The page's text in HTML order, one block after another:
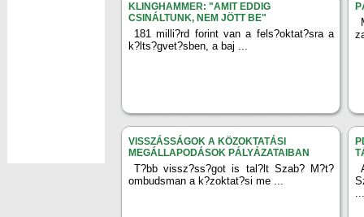
KLINGHAMMER: "AMIT EDDIG
CSINÁLTUNK, NEM JÖTT BE"
181 milli?rd forint van a fels?oktat?sra a
k?lts?gvet?sben, a baj ...
VISSZÁSSÁGOK A KÖZOKTATÁSI
MEGÁLLAPODÁSOK PÁLYÁZATAIBAN
T?bb vissz?ss?got is tal?lt Szab? M?t?
ombudsman a k?zoktat?si me ...
...